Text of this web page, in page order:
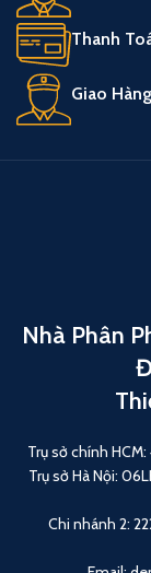
Thanh
Giao
Nhà Phân
Trụ sở chính
Trụ sở Hà Nội:
Chi nhánh 2: